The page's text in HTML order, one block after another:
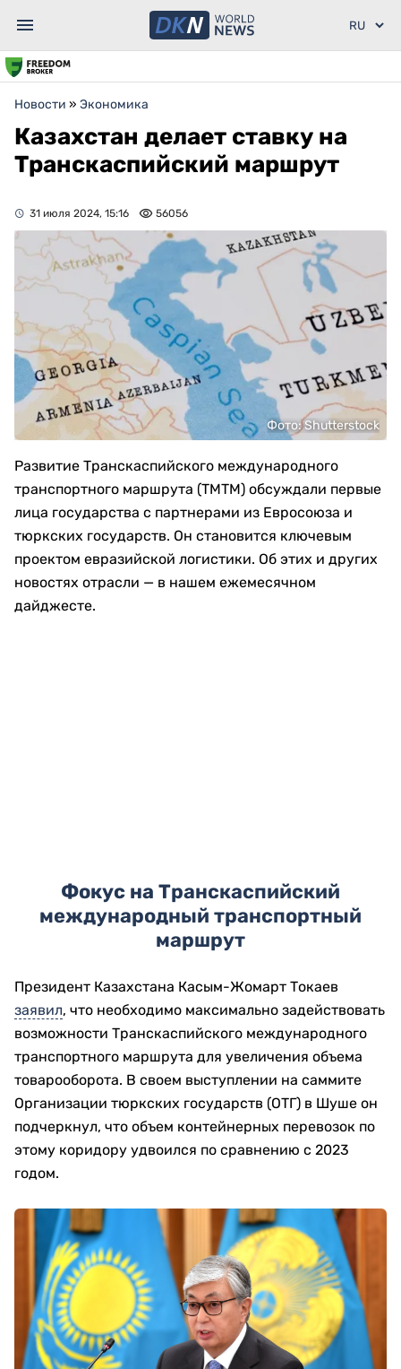
Новости » Экономика
Казахстан делает ставку на
Транскаспийский маршрут
31 июля 2024, 15:16 56056
Фото: Shutterstock
Развитие Транскаспийского международного
транспортного маршрута (ТМТМ) обсуждали первые
лица государства с партнерами из Евросоюза и
тюркских государств. Он становится ключевым
проектом евразийской логистики. Об этих и других
новостях отрасли — в нашем ежемесячном
дайджесте.
Фокус на Транскаспийский
международный транспортный
маршрут
Президент Казахстана Касым-Жомарт Токаев
заявил, что необходимо максимально задействовать
возможности Транскаспийского международного
транспортного маршрута для увеличения объема
товарооборота. В своем выступлении на саммите
Организации тюркских государств (ОТГ) в Шуше он
подчеркнул, что объем контейнерных перевозок по
этому коридору удвоился по сравнению с 2023
годом.